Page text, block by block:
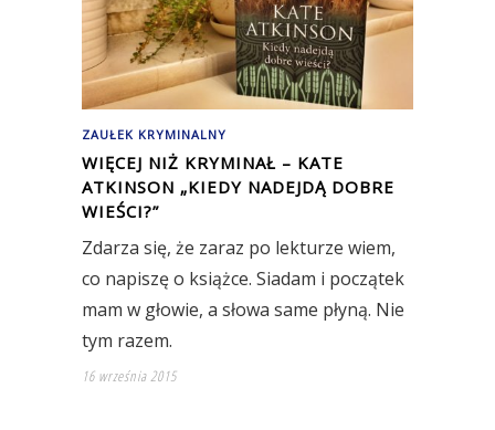
ZAUŁEK KRYMINALNY
WIĘCEJ NIŻ KRYMINAŁ – KATE
ATKINSON „KIEDY NADEJDĄ DOBRE
WIEŚCI?”
Zdarza się, że zaraz po lekturze wiem,
co napiszę o książce. Siadam i początek
mam w głowie, a słowa same płyną. Nie
tym razem.
16 września 2015